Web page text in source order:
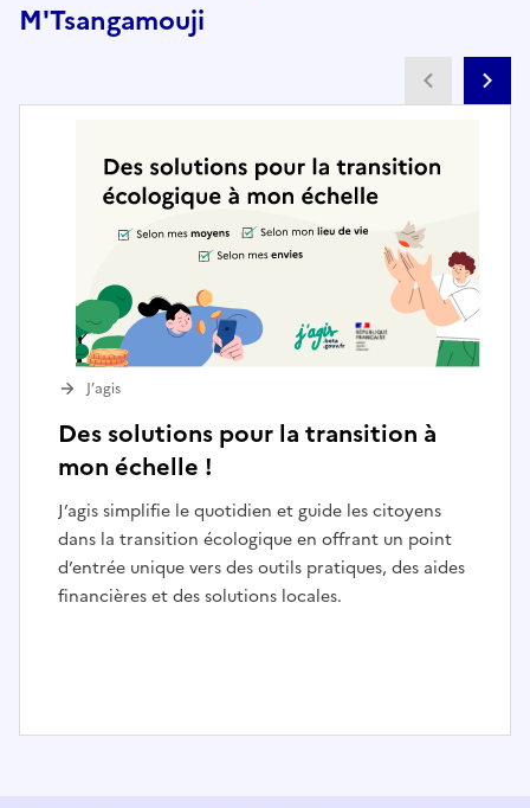
M'Tsangamouji
Des solutions pour la transition à
mon échelle !
J’agis simplifie le quotidien et guide les citoyens
dans la transition écologique en offrant un point
d’entrée unique vers des outils pratiques, des aides
financières et des solutions locales.
J’agis